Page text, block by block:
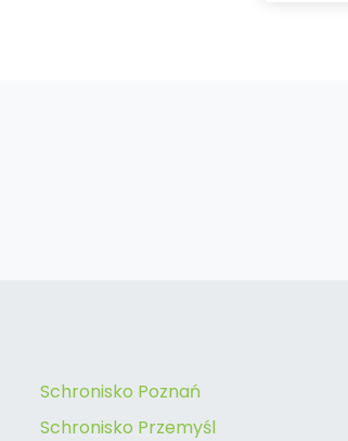
Schronisko Poznań
Schronisko Przemyśl